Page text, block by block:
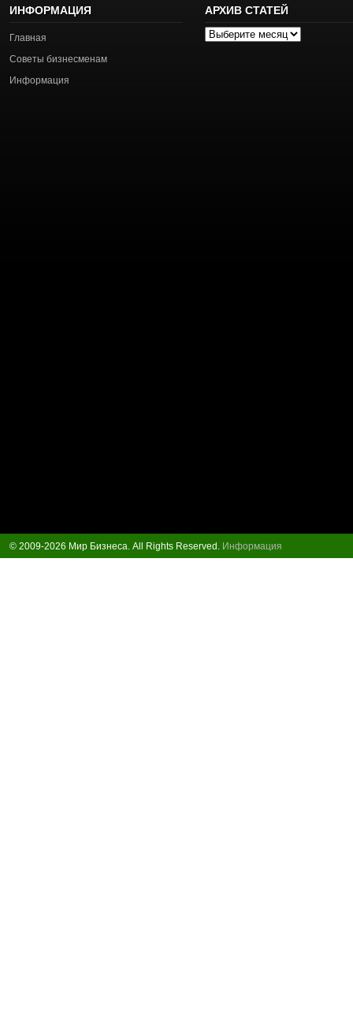
ИНФОРМАЦИЯ
Главная
Советы бизнесменам
Информация
АРХИВ СТАТЕЙ
Архив
© 2009-2026 Мир Бизнеса. All Rights Reserved. Информация